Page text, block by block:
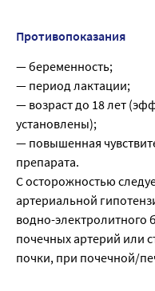
Противопоказания
— беременность;
— период лактации;
— возраст до 18 лет
установлены);
— повышенная
препарата.
С осторожностью
артериальной
водно-электролитного
почечных артерий или
почки, при почечной/